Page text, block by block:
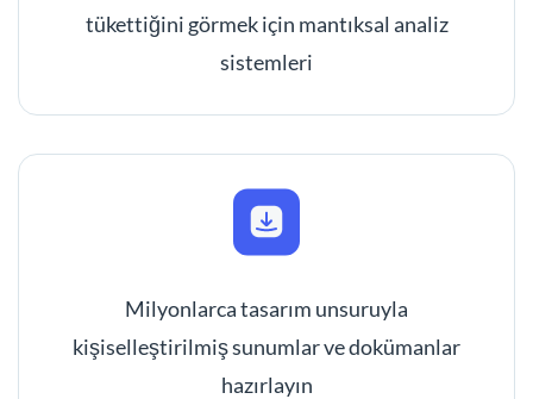
tükettiğini görmek için mantıksal analiz
sistemleri
Milyonlarca tasarım unsuruyla
kişiselleştirilmiş sunumlar ve dokümanlar
hazırlayın